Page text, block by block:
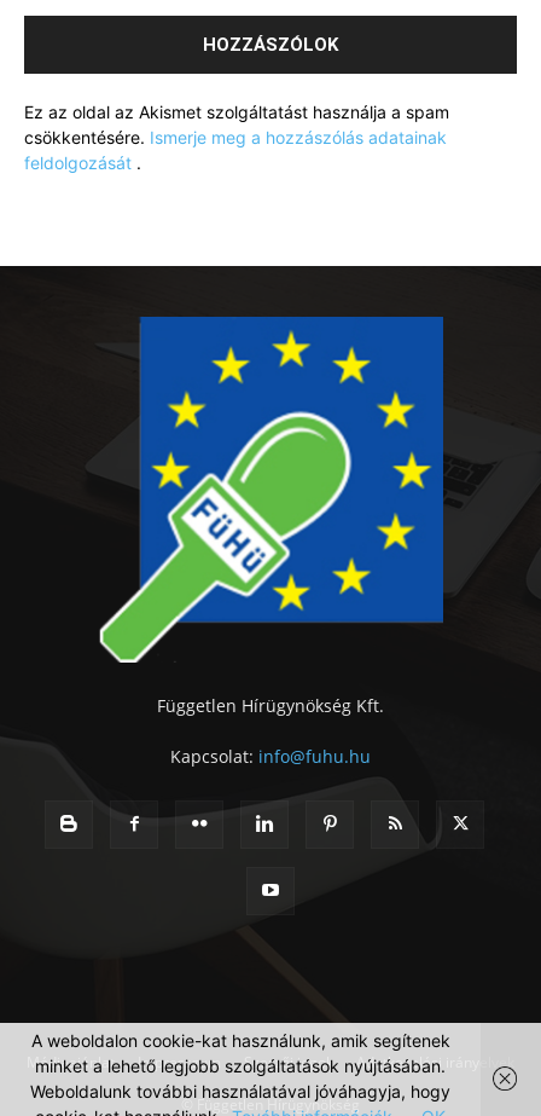
Ez az oldal az Akismet szolgáltatást használja a spam
csökkentésére. Ismerje meg a hozzászólás adatainak
feldolgozását .
Független Hírügynökség Kft.
Kapcsolat: info@fuhu.hu
Médiaajánlat Impresszum Szerzői jogok Adatkezelési irányelvek
© Független Hírügynökség
A weboldalon cookie-kat használunk, amik segítenek
minket a lehető legjobb szolgáltatások nyújtásában.
Weboldalunk további használatával jóváhagyja, hogy